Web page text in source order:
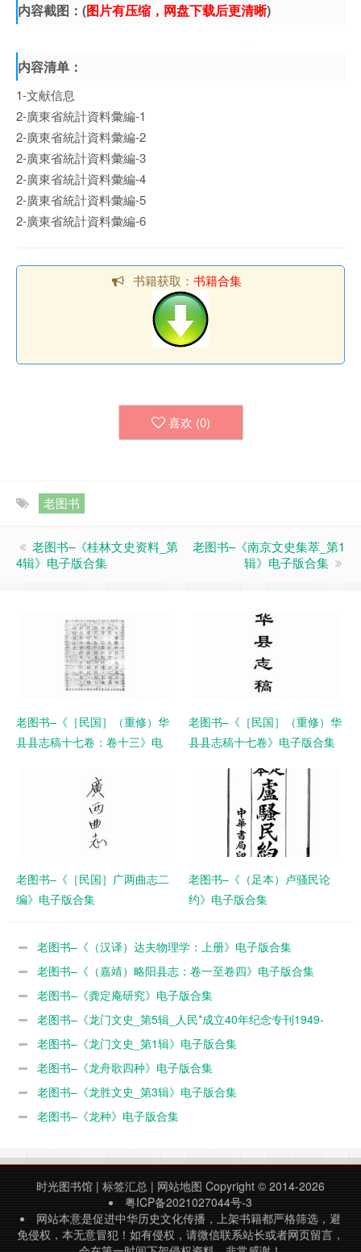
内容截图：(图片有压缩，网盘下载后更清晰)
内容清单：
1-文献信息
2-廣東省統計資料彙編-1
2-廣東省統計資料彙編-2
2-廣東省統計資料彙編-3
2-廣東省統計資料彙編-4
2-廣東省統計資料彙編-5
2-廣東省統計資料彙編-6
书籍获取： 书籍合集
喜欢 (0)
老图书
老图书–《桂林文史资料_第
4辑》电子版合集
老图书–《南京文史集萃_第1
辑》电子版合集
老图书–《［民国］（重修）华
县县志稿十七卷：卷十三》电
老图书–《［民国］（重修）华
县县志稿十七卷》电子版合集
老图书–《［民国］广两曲志二
编》电子版合集
老图书–《（足本）卢骚民论
约》电子版合集
老图书–《（汉译）达夫物理学：上册》电子版合集
老图书–《（嘉靖）略阳县志：卷一至卷四》电子版合集
老图书–《龚定庵研究》电子版合集
老图书–《龙门文史_第5辑_人民*成立40年纪念专刊1949-
1989》电子版合集
老图书–《龙门文史_第1辑》电子版合集
老图书–《龙舟歌四种》电子版合集
老图书–《龙胜文史_第3辑》电子版合集
老图书–《龙种》电子版合集
时光图书馆 | 标签汇总 | 网站地图 Copyright © 2014-2026
粤ICP备2021027044号-3
网站本意是促进中华历史文化传播，上架书籍都严格筛选，避
免侵权，本无意冒犯！如有侵权，请微信联系站长或者网页留言，